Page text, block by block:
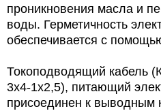
проникновения масла и
воды. Герметичность
обеспечивается с
Токоподводящий кабель
3x4-1x2,5), питающий
присоединен к выводным